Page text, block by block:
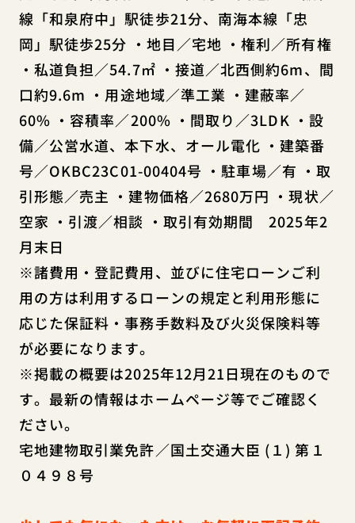
線「和泉府中」駅徒歩21分、南海本線「忠
岡」駅徒歩25分 ・地目／宅地 ・権利／所有権
・私道負担／54.7㎡ ・接道／北西側約6m、間
口約9.6m ・用途地域／準工業 ・建蔽率／
60% ・容積率／200% ・間取り／3LDK ・設
備／公営水道、本下水、オール電化 ・建築番
号／OKBC23C01-00404号 ・駐車場／有 ・取
引形態／売主 ・建物価格／2680万円 ・現状／
空家 ・引渡／相談 ・取引有効期間 2025年2
月末日
※諸費用・登記費用、並びに住宅ローンご利
用の方は利用するローンの規定と利用形態に
応じた保証料・事務手数料及び火災保険料等
が必要になります。
※掲載の概要は2025年12月21日現在のもので
す。最新の情報はホームページ等でご確認く
ださい。
宅地建物取引業免許／国土交通大臣 (１) 第１
０４９８号